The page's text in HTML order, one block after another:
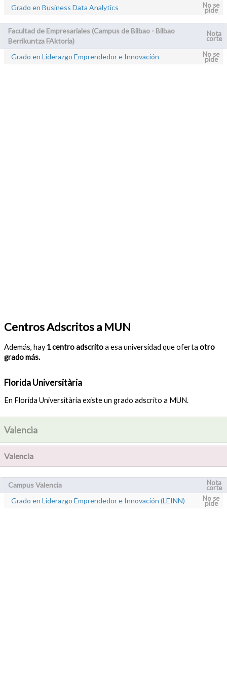
Grado en Business Data Analytics No se
pide
Facultad de Empresariales (Campus de Bilbao - Bilbao
Berrikuntza FAktoria)
Nota
corte
Grado en Liderazgo Emprendedor e Innovación No se
pide
Centros Adscritos a MUN
Además, hay1 centro adscritoa esa universidad que oferta otro
grado más.
Florida Universitària
En Florida Universitària existe un grado adscrito a MUN.
Valencia
Valencia
Campus Valencia Nota
corte
Grado en Liderazgo Emprendedor e Innovación (LEINN) No se
pide